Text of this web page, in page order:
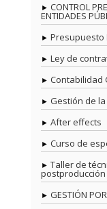
CONTROL
ENTIDADES
Presupuesto
Ley de
Contabilidad
Gestión de
After effects
Curso de
Taller de
postproducción
GESTIÓN